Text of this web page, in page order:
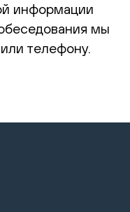
информации
мы
телефону.